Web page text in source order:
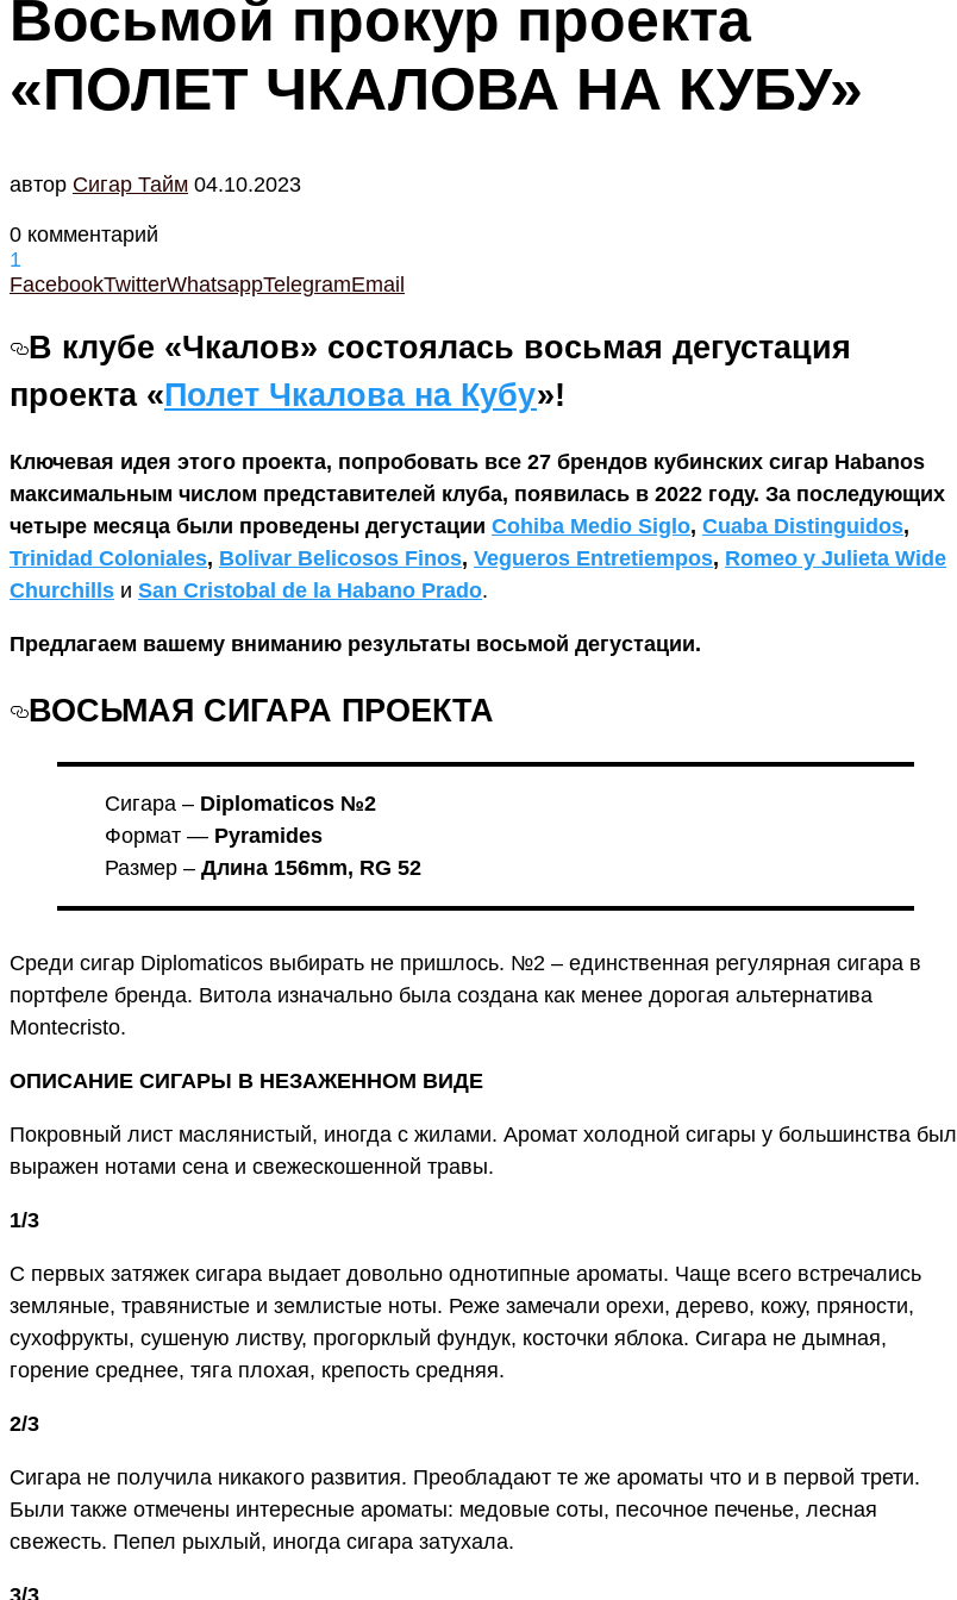
Восьмой прокур проекта
«ПОЛЕТ ЧКАЛОВА НА КУБУ»
автор Cигар Тайм 04.10.2023
0 комментарий
1
FacebookTwitterWhatsappTelegramEmail
В клубе «Чкалов» состоялась восьмая дегустация
проекта «Полет Чкалова на Кубу»!
Ключевая идея этого проекта, попробовать все 27 брендов кубинских сигар Habanos
максимальным числом представителей клуба, появилась в 2022 году. За последующих
четыре месяца были проведены дегустации Cohiba Medio Siglo, Cuaba Distinguidos,
Trinidad Coloniales, Bolivar Belicosos Finos, Vegueros Entretiempos, Romeo y Julieta Wide
Churchills и San Cristobal de la Habano Prado.
Предлагаем вашему вниманию результаты восьмой дегустации.
ВОСЬМАЯ СИГАРА ПРОЕКТА
Сигара – Diplomaticos №2
Формат — Pyramides
Размер – Длина 156mm, RG 52
Среди сигар Diplomaticos выбирать не пришлось. №2 – единственная регулярная сигара в
портфеле бренда. Витола изначально была создана как менее дорогая альтернатива
Montecristo.
ОПИСАНИЕ СИГАРЫ В НЕЗАЖЕННОМ ВИДЕ
Покровный лист маслянистый, иногда с жилами. Аромат холодной сигары у большинства был
выражен нотами сена и свежескошенной травы.
1/3
С первых затяжек сигара выдает довольно однотипные ароматы. Чаще всего встречались
земляные, травянистые и землистые ноты. Реже замечали орехи, дерево, кожу, пряности,
сухофрукты, сушеную листву, прогорклый фундук, косточки яблока. Сигара не дымная,
горение среднее, тяга плохая, крепость средняя.
2/3
Сигара не получила никакого развития. Преобладают те же ароматы что и в первой трети.
Были также отмечены интересные ароматы: медовые соты, песочное печенье, лесная
свежесть. Пепел рыхлый, иногда сигара затухала.